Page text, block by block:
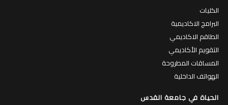
الكليات
البرامج الاكاديمية
الطاقم الاكاديمي
التقويم الأكاديمي
المساقات المطروحة
الهواتف الداخلية
الحياة في جامعة القدس